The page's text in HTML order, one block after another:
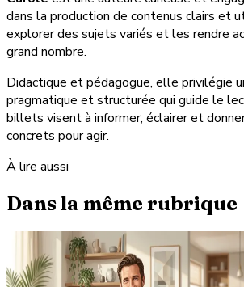
dans la production de contenus clairs et
explorer des sujets variés et les rendre
grand nombre.
Didactique et pédagogue, elle privilégie
pragmatique et structurée qui guide le
billets visent à informer, éclairer et
concrets pour agir.
À lire aussi
Dans la même rubrique